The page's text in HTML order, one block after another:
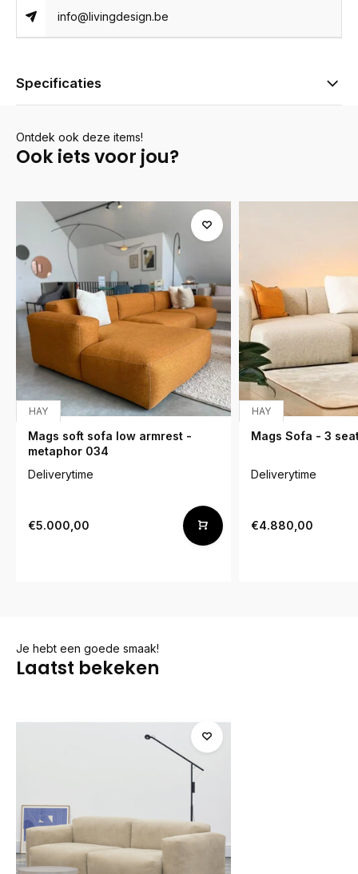
info@livingdesign.be
Specificaties
Ontdek ook deze items!
Ook iets voor jou?
HAY
Mags soft sofa low armrest -
metaphor 034
Deliverytime
€5.000,00
HAY
Mags Sofa - 3
Deliverytime
€4.880,00
Je hebt een goede smaak!
Laatst bekeken